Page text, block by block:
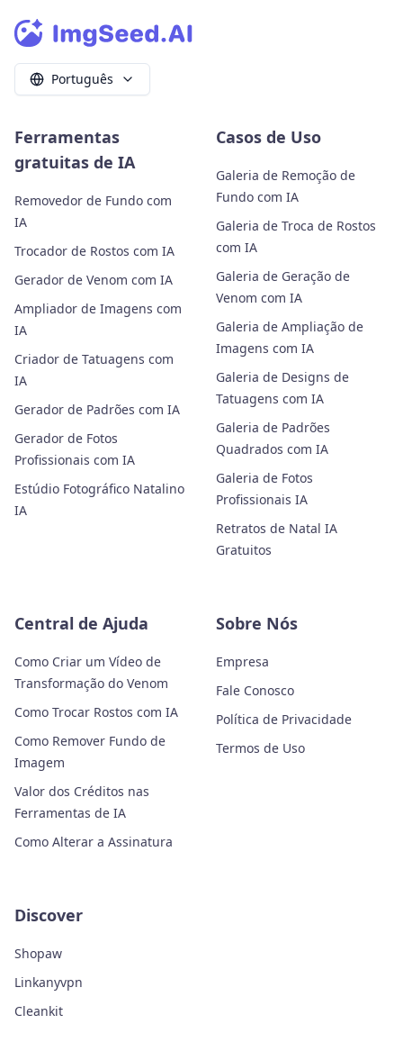
Português
Ferramentas
gratuitas de IA
Removedor de Fundo com
IA
Trocador de Rostos com IA
Gerador de Venom com IA
Ampliador de Imagens com
IA
Criador de Tatuagens com
IA
Gerador de Padrões com IA
Gerador de Fotos
Profissionais com IA
Estúdio Fotográfico Natalino
IA
Casos de Uso
Galeria de Remoção de
Fundo com IA
Galeria de Troca de Rostos
com IA
Galeria de Geração de
Venom com IA
Galeria de Ampliação de
Imagens com IA
Galeria de Designs de
Tatuagens com IA
Galeria de Padrões
Quadrados com IA
Galeria de Fotos
Profissionais IA
Retratos de Natal IA
Gratuitos
Central de Ajuda
Como Criar um Vídeo de
Transformação do Venom
Como Trocar Rostos com IA
Como Remover Fundo de
Imagem
Valor dos Créditos nas
Ferramentas de IA
Como Alterar a Assinatura
Sobre Nós
Empresa
Fale Conosco
Política de Privacidade
Termos de Uso
Discover
Shopaw
Linkanyvpn
Cleankit